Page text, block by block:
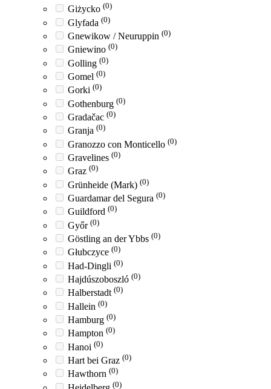
Giżycko (0)
Glyfada (0)
Gnewikow / Neuruppin (0)
Gniewino (0)
Golling (0)
Gomel (0)
Gorki (0)
Gothenburg (0)
Gradačac (0)
Granja (0)
Granozzo con Monticello (0)
Gravelines (0)
Graz (0)
Grünheide (Mark) (0)
Guardamar del Segura (0)
Guildford (0)
Győr (0)
Göstling an der Ybbs (0)
Głubczyce (0)
Had-Dingli (0)
Hajdúszoboszló (0)
Halberstadt (0)
Hallein (0)
Hamburg (0)
Hampton (0)
Hanoi (0)
Hart bei Graz (0)
Hawthorn (0)
(0)